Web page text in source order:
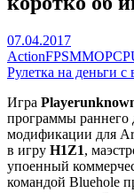
07.04.2017
ActionFPSMMOPC
Рулетка на деньги
Игра
программы раннего
модификации для
в игру H1Z1,
упоенный
командой Bluehole